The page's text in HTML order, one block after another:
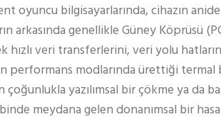
oyuncu bilgisayarlarında, cihazın
arkasında genellikle Güney Köprüsü
veri transferlerini, veri yolu
performans modlarında ürettiği termal
çoğunlukla yazılımsal bir çökme ya
meydana gelen donanımsal bir